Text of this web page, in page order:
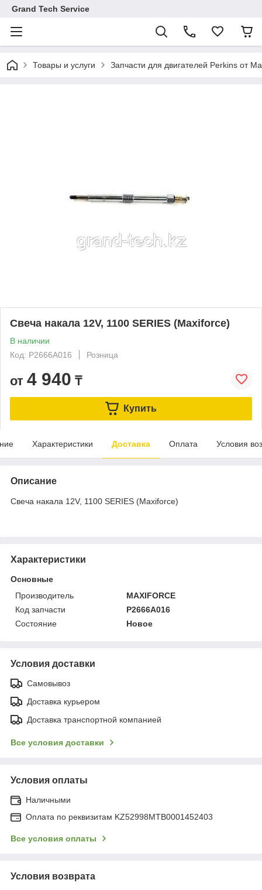
Grand Tech Service
Товары и услуги Запчасти для двигателей Perkins от
Свеча накала 12V, 1100 SERIES (Maxiforce)
В наличии
Код: P2666A016
Розница
от 4 940 ₸
Купить
Характеристики Доставка Оплата Условия
Описание
Свеча накала 12V, 1100 SERIES (Maxiforce)
Характеристики
Основные
Производитель
MAXIFORCE
Код запчасти
P2666A016
Состояние
Новое
Условия доставки
Самовывоз
Доставка курьером
Доставка транспортной компанией
Все условия доставки
Условия оплаты
Наличными
Оплата по реквизитам KZ52998MTB0001452403
Все условия оплаты
Условия возврата